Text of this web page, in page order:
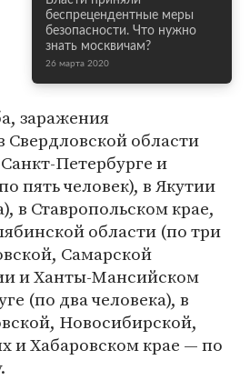
беспрецендентные меры
безопасности. Что нужно
знать москвичам?
26 марта 2020
заражения
Свердловской области
Петербурге и
пять человек), в Якутии
в Ставропольском крае,
области (по три
Самарской
и Ханты-Мансийском
(по два человека), в
Новосибирской,
и Хабаровском крае — по